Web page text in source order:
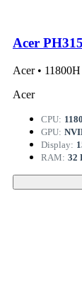
Acer
Acer • 11800H
Acer
CPU:
GPU:
Display:
RAM: 32